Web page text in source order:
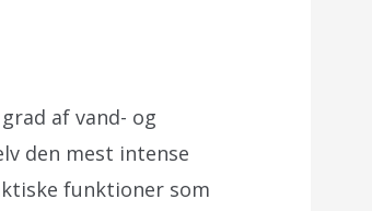
af vand- og
den mest intense
funktioner som